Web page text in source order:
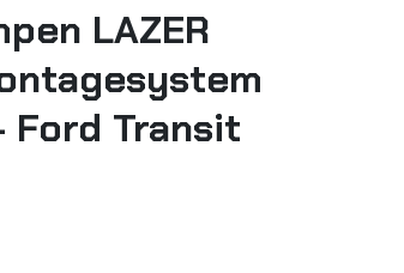
LAZER
Ford Transit